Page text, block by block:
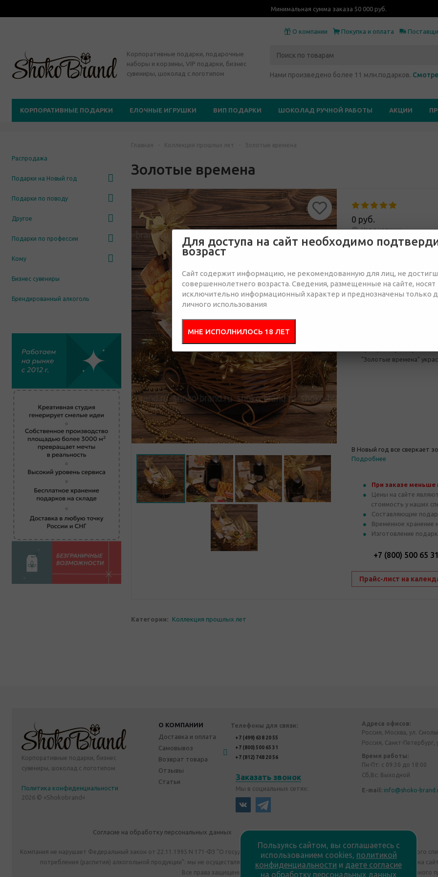
Минимальная сумма заказа 50 000 руб.
О компании Покупка и оплата
Корпоративные подарки, подарочные
наборы и корзины, VIP подарки, бизнес
сувениры, шоколад с логотипом
Нами произведено более 11 млн.подарков.
КОРПОРАТИВНЫЕ ПОДАРКИ ЕЛОЧНЫЕ ИГРУШКИ ВИП ПОДАРКИ ШОКОЛАД РУЧНОЙ РАБОТЫ АКЦИИ
Распродажа
Подарки на Новый год
Подарки по поводу
Другое
Подарки по профессии
Кому
Бизнес сувениры
Брендированный алкоголь
Главная - Коллекция прошлых лет - Золотые времена
Золотые времена
0 руб.
Нет в наличии
Описание
В Новый год все
в бокалах. "Золотой"
Цвет, который
"Золотые времена"
В Новый год все сверкает
Подробнее
При заказе
Цены на сайте
стоимость у наших
Составляющие
Временное хранение
Изготовление
+7 (800) 500 65 31
Прайс-лист на
Категории: Коллекция прошлых лет
Корпоративные подарки, бизнес
сувениры, шоколад с логотипом
Политика конфиденциальности
2026 © «Shokobrand»
О КОМПАНИИ
Доставка и оплата
Самовывоз
Возврат товара
Отзывы
Статьи
Телефоны для связи:
+7 (499) 638 20 55
+7 (800) 500 65 31
+7 (812) 748 20 56
Заказать звонок
Мы в социальных сетях:
Адреса офисов:
Россия, Москва, ул.
Россия, Санкт-
Время работы:
Пн-Пт: с 09:30 до 18:00
Сб,Вс: Выходной
E-mail: info@shoko-
Согласие на обработку персональных данных Политика конфиденциальности
Компания не нарушает Федеральный закон от 22.11.1995 N 171-ФЗ "О государственном регулировании производства и оборота этилового
потребления (распития) алкогольной продукции": мы не осуществляем дистанционную торговлю. Все материалы, размещенные на
Все права защищены "Shoko Brand". Авторские корпоративные подарки собственного
Для доступа на сайт необходимо
возраст
Сайт содержит информацию, не рекомендованную для лиц, не
совершеннолетнего возраста. Сведения, размещенные на сайте, носят
исключительно информационный характер и преднозначены только
личного использования
МНЕ ИСПОЛНИЛОСЬ 18 ЛЕТ
Пользуясь сайтом, вы соглашаетесь с
использованием cookies, политикой
конфиденциальности и даете согласие
на обработку персональных данных